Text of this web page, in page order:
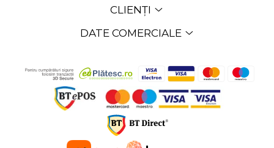
CLIENȚI
DATE COMERCIALE